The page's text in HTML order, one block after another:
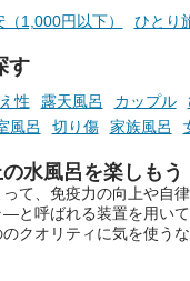
（1,000円以下） ひとり
す
性 露天風呂 カップル
風呂 切り傷 家族風呂
水風呂を楽しもう
て、免疫力の向上や自
と呼ばれる装置を用い
クオリティに気を使う